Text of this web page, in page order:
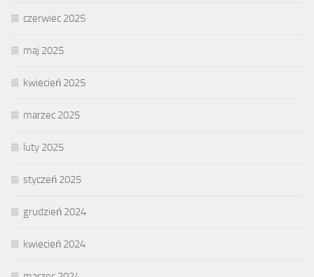
czerwiec 2025
maj 2025
kwiecień 2025
marzec 2025
luty 2025
styczeń 2025
grudzień 2024
kwiecień 2024